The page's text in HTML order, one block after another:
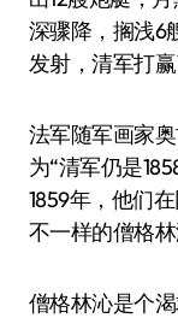
深骤降，搁浅6
发射，清军打赢
法军随军画家
为“清军仍是
1859年，他们
不一样的僧格林
僧格林沁是个